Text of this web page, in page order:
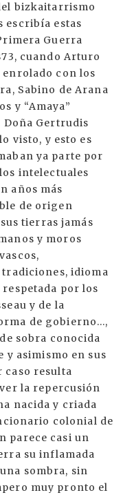
bizkaitarrismo
escribía estas
Guerra
cuando Arturo
enrolado con los
Sabino de Arana
y “Amaya”
Doña Gertrudis
visto, y esto es
ya parte por
intelectuales
años más
de origen
tierras jamás
y moros
idioma
por los
y de la
de gobierno...,
sobra conocida
y asimismo en sus
caso resulta
la repercusión
nacida y criada
colonial de
parece casi un
su inflamada
sombra, sin
muy pronto el